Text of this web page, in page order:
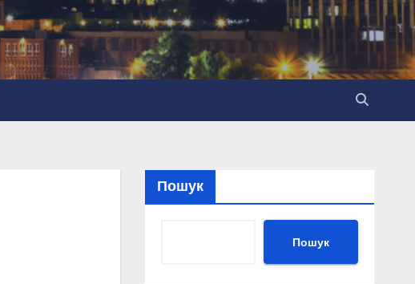
Пошук
Пошук